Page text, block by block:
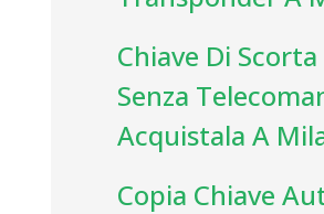
Chiave Di
Senza
Acquistala A
Copia Chiave